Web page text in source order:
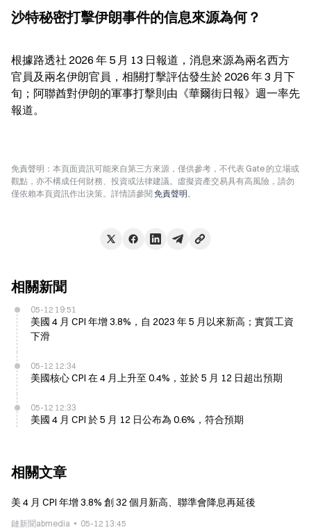
沙特秘密打擊伊朗事件的信息來源為何？
根據路透社 2026 年 5 月 13 日報道，消息來源為兩名西方
官員及兩名伊朗官員，相關打擊評估發生於 2026 年 3 月下
旬；阿聯酋對伊朗的軍事打擊則由《華爾街日報》週一率先
報道。
免責聲明：本頁面資訊可能來自第三方來源，僅供參考，不代表 Gate 的立場或
觀點，亦不構成任何財務、投資或法律建議。虛擬資產交易具有高風險，請勿
僅依賴本頁資訊作出決策。詳情請參閱 免責聲明。
相關新聞
05-12 19:51
美國 4 月 CPI 年增 3.8%，自 2023 年 5 月以來新高；實質工資
下滑
05-12 12:34
美國核心 CPI 在 4 月上升至 0.4%，並於 5 月 12 日超出預期
05-12 12:33
美國 4 月 CPI 於 5 月 12 日公布為 0.6%，符合預期
相關文章
美 4 月 CPI 年增 3.8% 創 32 個月新高、聯準會降息再延後
鏈新聞abmedia 05-12 13:45